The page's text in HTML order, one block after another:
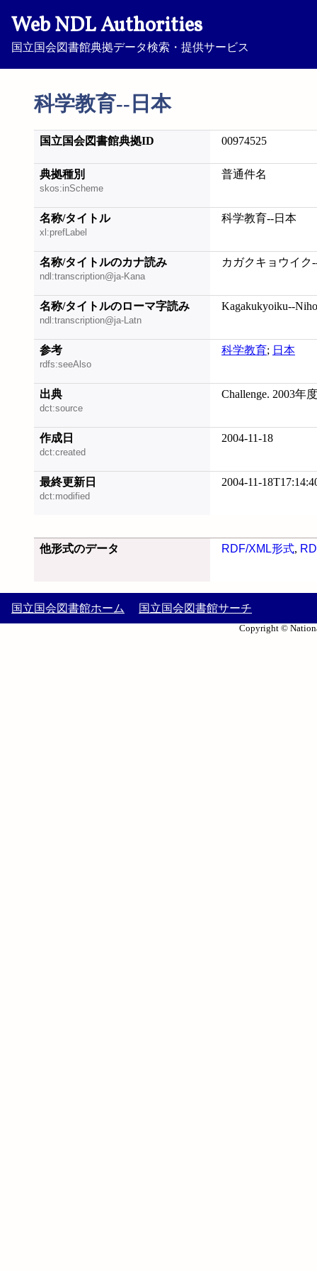
Web NDL Authorities
国立国会図書館典拠データ検索・提供サービス
科学教育--日本
国立国会図書館典拠ID 00974525
典拠種別
skos:inScheme
普通件名
名称/タイトル
xl:prefLabel
科学教育--日本
名称/タイトルのカナ読み
ndl:transcription@ja-Kana
カガクキョウイク
名称/タイトルのローマ字読み
ndl:transcription@ja-Latn
Kagakukyoiku--
参考
rdfs:seeAlso
科学教育; 日本
出典
dct:source
Challenge. 2003年度
作成日
dct:created
2004-11-18
最終更新日
dct:modified
2004-11-
他形式のデータ RDF/XML形式,
国立国会図書館ホーム 国立国会図書館サーチ
Copyright ©